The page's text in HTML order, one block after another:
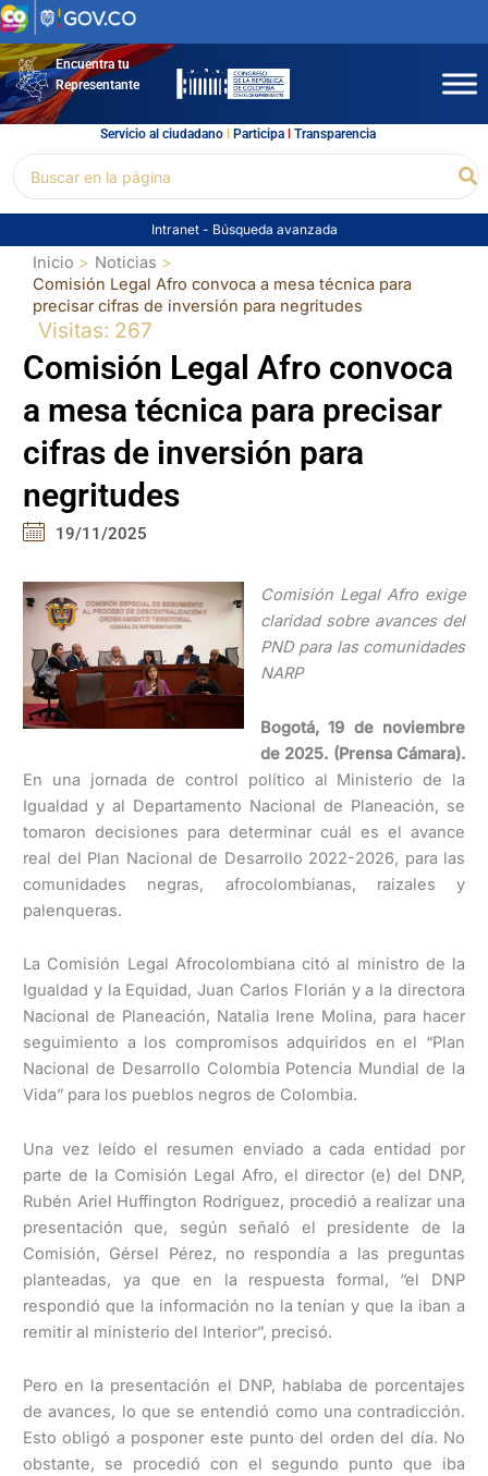
Ir
al
contenidoEncuentra tu
Representante
Servicio al ciudadano l Participal Transparencia
por:
Intranet - Búsqueda avanzada
Inicio
Noticias
Comisión Legal Afro convoca a mesa técnica para
precisar cifras de inversión para negritudes
Visitas: 267
Comisión Legal Afro convoca
a mesa técnica para precisar
cifras de inversión para
negritudes
19/11/2025
Comisión Legal Afro exige
claridad sobre avances del
PND para las comunidades
NARP
Bogotá, 19 de noviembre
de 2025. (Prensa Cámara).
En una jornada de control político al Ministerio de la
Igualdad y al Departamento Nacional de Planeación, se
tomaron decisiones para determinar cuál es el avance
real del Plan Nacional de Desarrollo 2022-2026, para las
comunidades negras, afrocolombianas, raizales y
palenqueras.
La Comisión Legal Afrocolombiana citó al ministro de la
Igualdad y la Equidad, Juan Carlos Florián y a la directora
Nacional de Planeación, Natalia Irene Molina, para hacer
seguimiento a los compromisos adquiridos en el “Plan
Nacional de Desarrollo Colombia Potencia Mundial de la
Vida” para los pueblos negros de Colombia.
Una vez leído el resumen enviado a cada entidad por
parte de la Comisión Legal Afro, el director (e) del DNP,
Rubén Ariel Huffington Rodríguez, procedió a realizar una
presentación que, según señaló el presidente de la
Comisión, Gérsel Pérez, no respondía a las preguntas
planteadas, ya que en la respuesta formal, “el DNP
respondió que la información no la tenían y que la iban a
remitir al ministerio del Interior”, precisó.
Pero en la presentación el DNP, hablaba de porcentajes
de avances, lo que se entendió como una contradicción.
Esto obligó a posponer este punto del orden del día. No
obstante, se procedió con el segundo punto que iba